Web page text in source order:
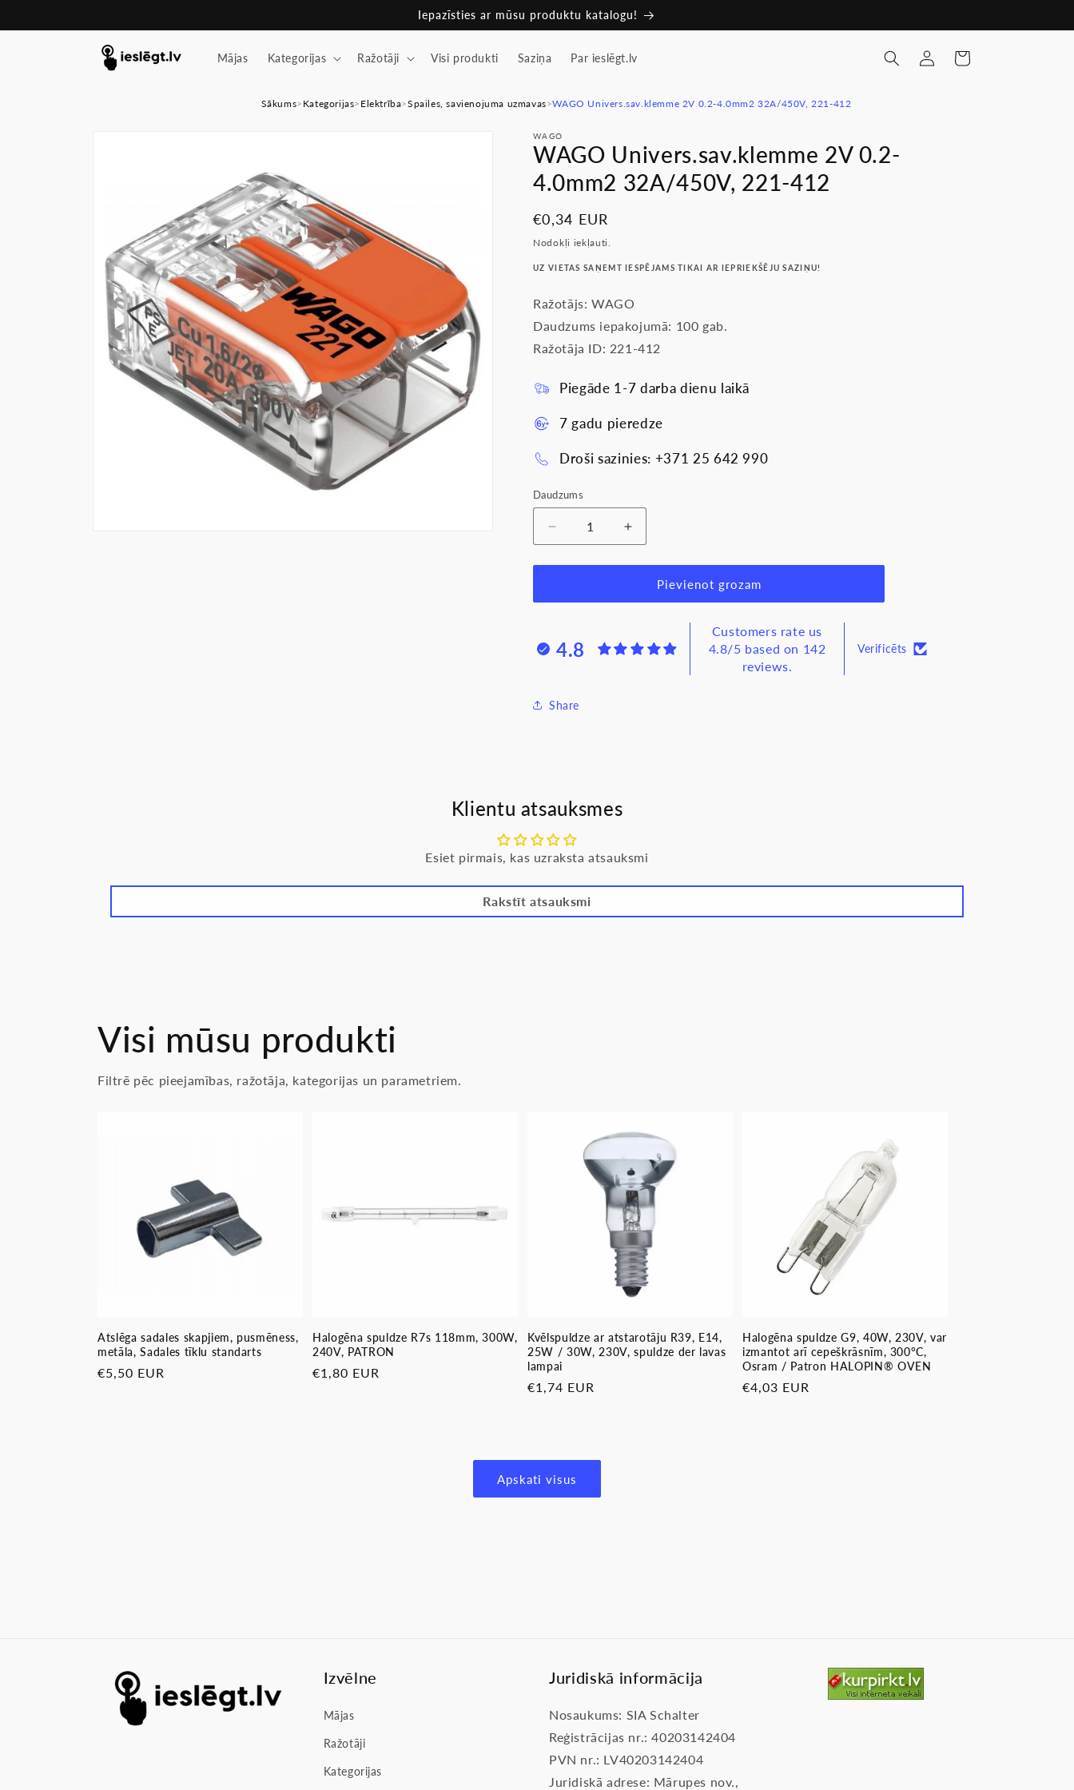
saturu
Iepazīsties ar mūsu produktu katalogu!
Mājas Kategorijas Ražotāji Visi produkti Saziņa Par ieslēgt.lv Pieslēgties Ratiņi
Sākums> Kategorijas> Elektrība>Spailes, savienojuma uzmavas>WAGO Univers.sav.klemme 2V 0.2-4.0mm2 32A/450V, 221-412
WAGO
WAGO Univers.sav.klemme 2V 0.2-
4.0mm2 32A/450V, 221-412
Parastā
cena
€0,34 EUR
Nodokļi iekļauti.
UZ VIETAS SAŅEMT IESPĒJAMS TIKAI AR IEPRIEKŠĒJU SAZIŅU!
Ražotājs: WAGO
Daudzums iepakojumā: 100 gab.
Ražotāja ID: 221-412
Piegāde 1-7 darba dienu laikā
7 gadu pieredze
Droši sazinies: +371 25 642 990
Daudzums
Samazināt
daudzumu
produktam
Univers.sav.klemme
4.0mm2
412
Palielināt
daudzumu
produktam
WAGO
Univers.sav.klemme
4.0mm2
Pievienot grozam
4.8
Customers rate us
4.8/5 based on 142
reviews.
Verificēts
Share
Klientu atsauksmes
Esiet pirmais, kas uzraksta atsauksmi
Rakstīt atsauksmi
Visi mūsu produkti
Filtrē pēc pieejamības, ražotāja, kategorijas un parametriem.
Atslēga sadales skapjiem, pusmēness,
metāla, Sadales tīklu standarts
Parastā
€5,50 EUR
Halogēna spuldze R7s 118mm, 300W,
240V, PATRON
Parastā
€1,80 EUR
Kvēlspuldze ar atstarotāju R39, E14,
25W / 30W, 230V, spuldze der lavas
lampai
Parastā
€1,74 EUR
Halogēna spuldze G9, 40W, 230V, var
izmantot arī cepeškrāsnīm, 300°C,
Osram / Patron HALOPIN® OVEN
Parastā
€4,03 EUR
Apskati visus
Izvēlne
Mājas
Ražotāji
Kategorijas
Juridiskā informācija
Nosaukums: SIA Schalter
Reģistrācijas nr.: 40203142404
PVN nr.: LV40203142404
Juridiskā adrese: Mārupes nov.,